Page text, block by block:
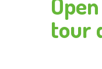
tour